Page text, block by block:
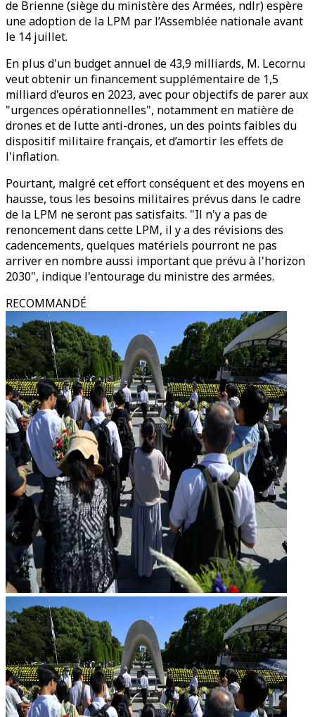
de Brienne (siège du ministère des Armées, ndlr) espère
une adoption de la LPM par l’Assemblée nationale avant
le 14 juillet.
En plus d'un budget annuel de 43,9 milliards, M. Lecornu
veut obtenir un financement supplémentaire de 1,5
milliard d'euros en 2023, avec pour objectifs de parer aux
"urgences opérationnelles", notamment en matière de
drones et de lutte anti-drones, un des points faibles du
dispositif militaire français, et d’amortir les effets de
l'inflation.
Pourtant, malgré cet effort conséquent et des moyens en
hausse, tous les besoins militaires prévus dans le cadre
de la LPM ne seront pas satisfaits. "Il n'y a pas de
renoncement dans cette LPM, il y a des révisions des
cadencements, quelques matériels pourront ne pas
arriver en nombre aussi important que prévu à l'horizon
2030", indique l'entourage du ministre des armées.
RECOMMANDÉ